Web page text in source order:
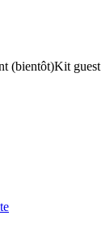
(bientôt)Kit guest